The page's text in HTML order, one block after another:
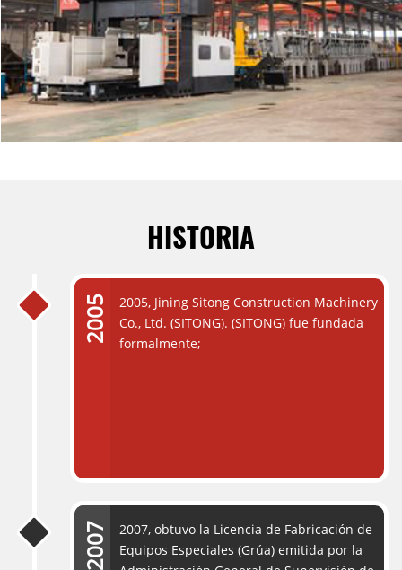
HISTORIA
2005, Jining Sitong Construction Machinery
Co., Ltd. (SITONG). (SITONG) fue fundada
formalmente;
2007, obtuvo la Licencia de Fabricación de
Equipos Especiales (Grúa) emitida por la